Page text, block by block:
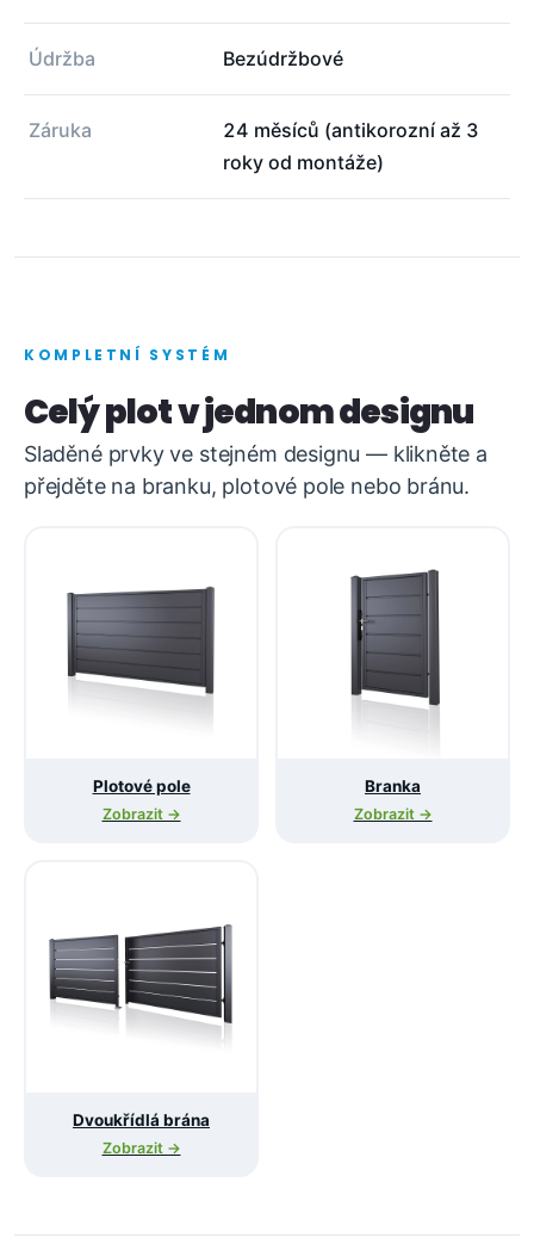
Údržba Bezúdržbové
Záruka
24 měsíců (antikorozní až 3
roky od montáže)
KOMPLETNÍ SYSTÉM
Celý plot v jednom designu
Sladěné prvky ve stejném designu — klikněte a
přejděte na branku, plotové pole nebo bránu.
Plotové pole
Zobrazit →
Branka
Zobrazit →
Dvoukřídlá brána
Zobrazit →